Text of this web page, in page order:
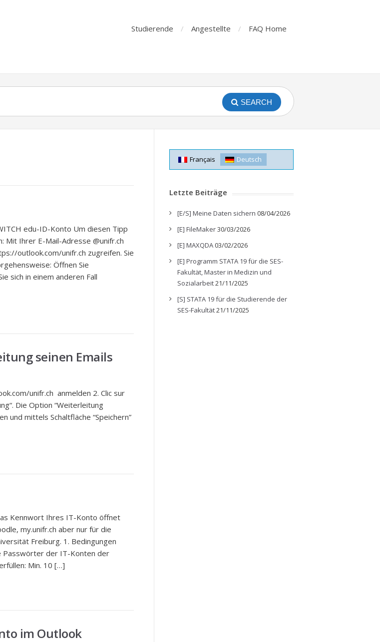
Studierende Angestellte FAQ Home
SEARCH
edu-ID-Konto Um diesen Tipp
Mit Ihrer E-Mail-Adresse @unifr.ch
outlook.com/unifr.ch zugreifen. Sie
Öffnen Sie
sich in einem anderen Fall
seinen Emails
unifr.ch anmelden 2. Clic sur
Die Option “Weiterleitung
und mittels Schaltfläche “Speichern”
Kennwort Ihres IT-Konto öffnet
my.unifr.ch aber nur für die
Freiburg. 1. Bedingungen
Passwörter der IT-Konten der
Min. 10 […]
im Outlook
Français Deutsch
Letzte Beiträge
[E/S] Meine Daten sichern 08/04/2026
[E] FileMaker30/03/2026
[E] MAXQDA03/02/2026
[E] Programm STATA 19 für die SES-
Fakultät, Master in Medizin und
Sozialarbeit21/11/2025
[S] STATA 19 für die Studierende der
SES-Fakultät21/11/2025